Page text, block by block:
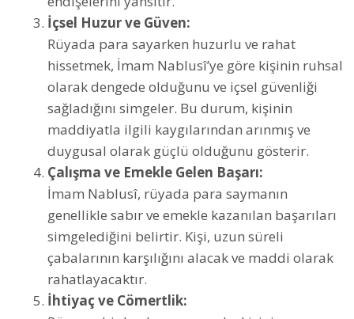
İçsel Huzur ve Güven:
Rüyada para sayarken huzurlu ve rahat
hissetmek, İmam Nablusî’ye göre kişinin ruhsal
olarak dengede olduğunu ve içsel güvenliği
sağladığını simgeler. Bu durum, kişinin
maddiyatla ilgili kaygılarından arınmış ve
duygusal olarak güçlü olduğunu gösterir.
Çalışma ve Emekle Gelen Başarı:
İmam Nablusî, rüyada para saymanın
genellikle sabır ve emekle kazanılan başarıları
simgelediğini belirtir. Kişi, uzun süreli
çabalarının karşılığını alacak ve maddi olarak
rahatlayacaktır.
İhtiyaç ve Cömertlik: